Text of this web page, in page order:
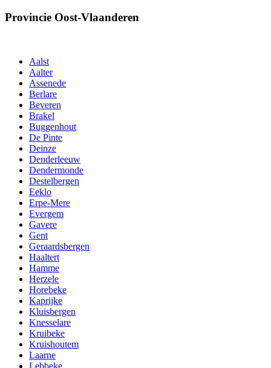
Provincie Oost-Vlaanderen
Aalst
Aalter
Assenede
Berlare
Beveren
Brakel
Buggenhout
De Pinte
Deinze
Denderleeuw
Dendermonde
Destelbergen
Eeklo
Erpe-Mere
Evergem
Gavere
Gent
Geraardsbergen
Haaltert
Hamme
Herzele
Horebeke
Kaprijke
Kluisbergen
Knesselare
Kruibeke
Kruishoutem
Laarne
Lebbeke